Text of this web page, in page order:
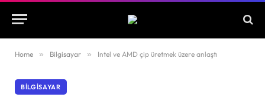
Home » Bilgisayar » Intel ve AMD çip üretmek üzere anlaştı
BILGISAYAR